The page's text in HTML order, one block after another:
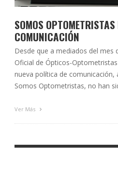
SOMOS
COMUNICACIÓN
Desde que a mediados del mes
Oficial de Ópticos-
nueva política de
Somos Optometristas, no han
espacios y programas las
Ver Más